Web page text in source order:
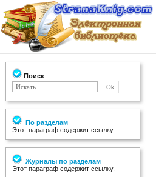
Поиск
По разделам
Этот параграф содержит ссылку.
Журналы по разделам
Этот параграф содержит ссылку.